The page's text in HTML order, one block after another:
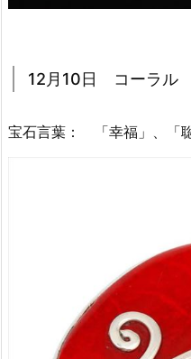
12月10日 コーラル
宝石言葉： 「幸福」、「